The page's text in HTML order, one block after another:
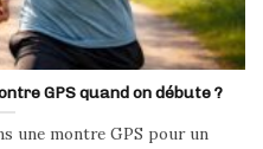
GPS quand on débute ?
une montre GPS pour un